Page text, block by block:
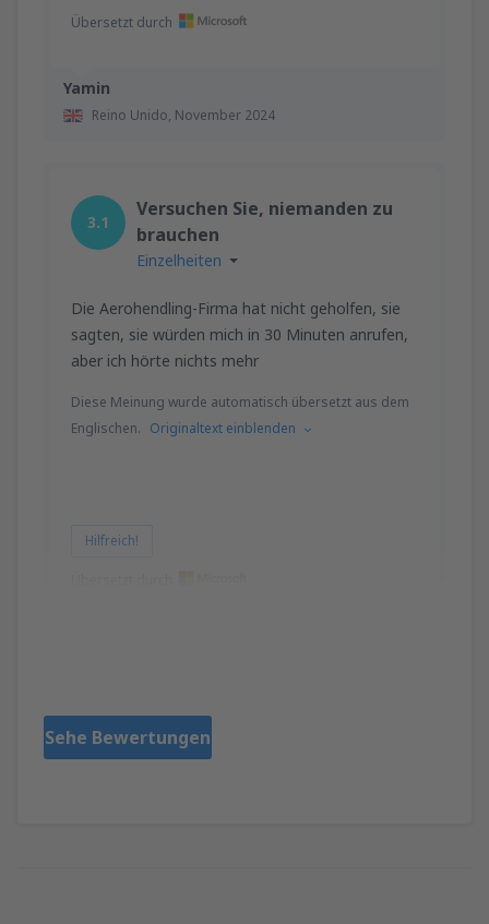
Yamin
Reino Unido, November 2024
Übersetzt durch
3.1
Versuchen Sie, niemanden zu
brauchen
Einzelheiten
Die Aerohendling-Firma hat nicht geholfen, sie
sagten, sie würden mich in 30 Minuten anrufen,
aber ich hörte nichts mehr
Diese Meinung wurde automatisch übersetzt aus dem
Englischen. Originaltext einblenden
Hilfreich!
Sehe Bewertungen